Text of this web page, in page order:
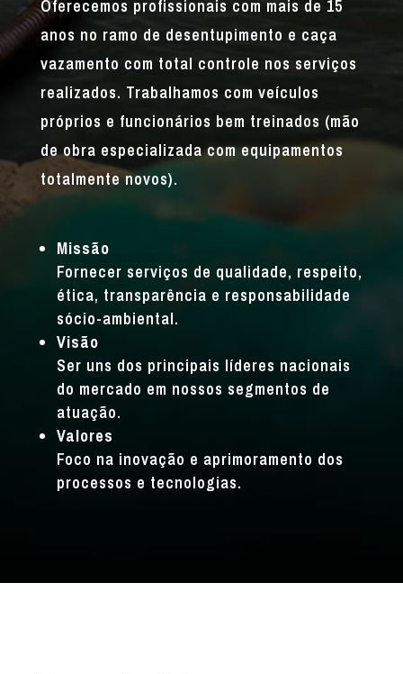
Oferecemos profissionais com mais de 15
anos no ramo de desentupimento e caça
vazamento com total controle nos serviços
realizados. Trabalhamos com veículos
próprios e funcionários bem treinados (mão
de obra especializada com equipamentos
totalmente novos).
Missão
Fornecer serviços de qualidade, respeito,
ética, transparência e responsabilidade
sócio-ambiental.
Visão
Ser uns dos principais líderes nacionais
do mercado em nossos segmentos de
atuação.
Valores
Foco na inovação e aprimoramento dos
processos e tecnologias.